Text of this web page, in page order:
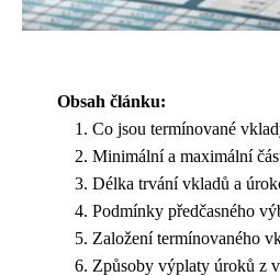
Obsah článku:
Co jsou termínované
Minimální a maximální
Délka trvání vkladů a
Podmínky předčasného
Založení termínovaného
Způsoby výplaty úroků z